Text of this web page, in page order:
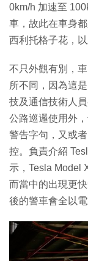
0km/h 加速至
車，故此在車身
西利托格子花，以
不只外觀有別，
所不同，因為這
技及通信技術人
公路巡邏使用外
警告字句，又或
控。負責介紹
示，Tesla Model
而當中的出現更
後的警車會全以電